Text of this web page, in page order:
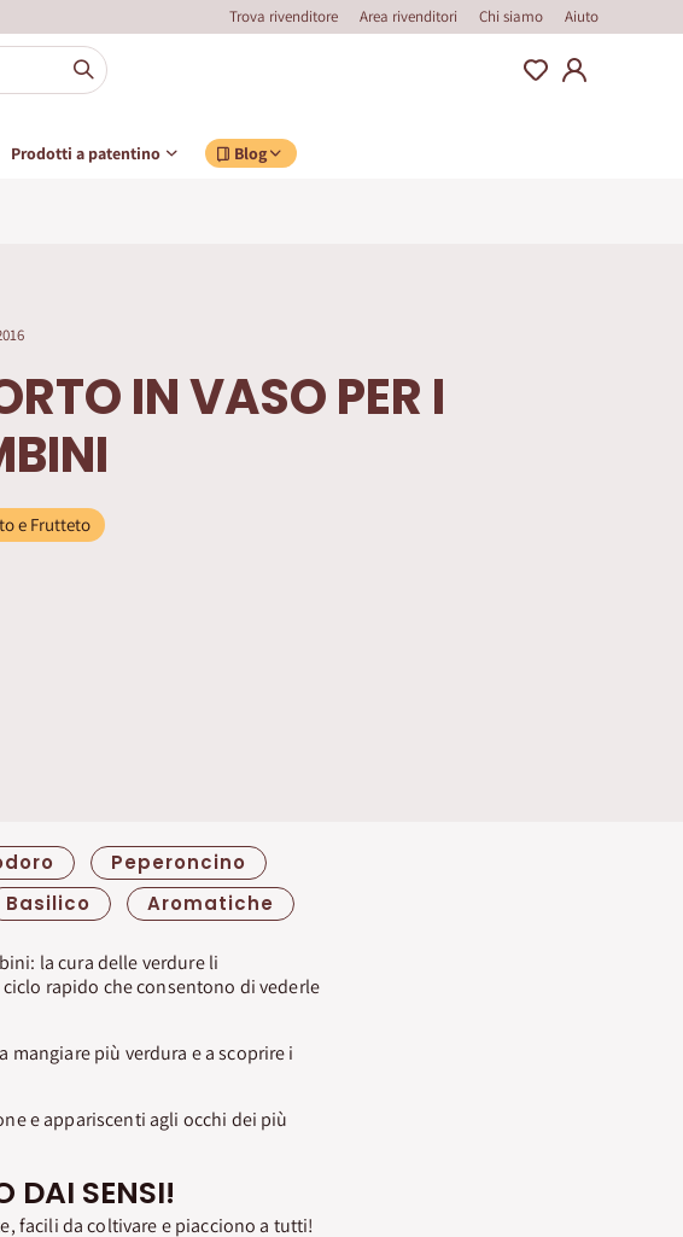
Trova rivenditore Area rivenditori Chi siamo Aiuto
Prodotti a patentino Blog
IN VASO PER I
e Frutteto
Peperoncino
Basilico Aromatiche
la cura delle verdure li
rapido che consentono di vederle
più verdura e a scoprire i
e appariscenti agli occhi dei più
DAI SENSI!
facili da coltivare e piacciono a tutti!